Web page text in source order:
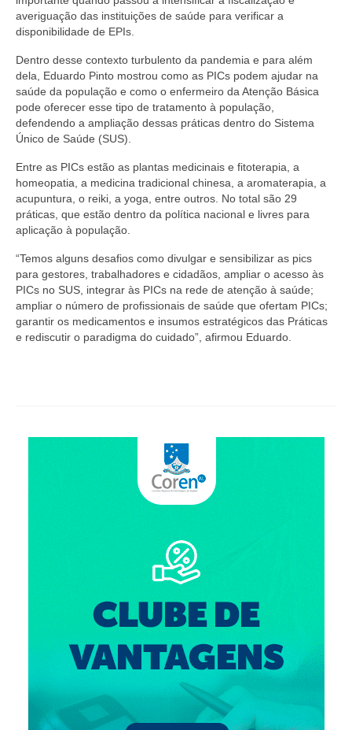
averiguação das instituições de saúde para verificar a
disponibilidade de EPIs.
Dentro desse contexto turbulento da pandemia e para além
dela, Eduardo Pinto mostrou como as PICs podem ajudar na
saúde da população e como o enfermeiro da Atenção Básica
pode oferecer esse tipo de tratamento à população,
defendendo a ampliação dessas práticas dentro do Sistema
Único de Saúde (SUS).
Entre as PICs estão as plantas medicinais e fitoterapia, a
homeopatia, a medicina tradicional chinesa, a aromaterapia, a
acupuntura, o reiki, a yoga, entre outros. No total são 29
práticas, que estão dentro da política nacional e livres para
aplicação à população.
“Temos alguns desafios como divulgar e sensibilizar as pics
para gestores, trabalhadores e cidadãos, ampliar o acesso às
PICs no SUS, integrar às PICs na rede de atenção à saúde;
ampliar o número de profissionais de saúde que ofertam PICs;
garantir os medicamentos e insumos estratégicos das Práticas
e rediscutir o paradigma do cuidado”, afirmou Eduardo.